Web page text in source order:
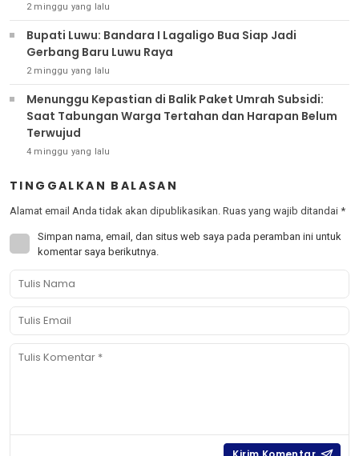
2 minggu yang lalu
Bupati Luwu: Bandara I Lagaligo Bua Siap Jadi
Gerbang Baru Luwu Raya
2 minggu yang lalu
Menunggu Kepastian di Balik Paket Umrah Subsidi:
Saat Tabungan Warga Tertahan dan Harapan Belum
Terwujud
4 minggu yang lalu
TINGGALKAN BALASAN
Alamat email Anda tidak akan dipublikasikan. Ruas yang wajib ditandai *
Simpan nama, email, dan situs web saya pada peramban ini untuk
komentar saya berikutnya.